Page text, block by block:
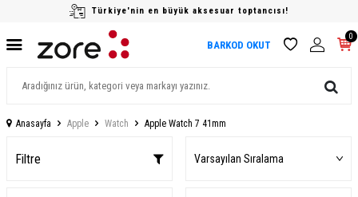
Türkiye'nin en büyük aksesuar toptancısı!
BARKOD OKUT
0
Anasayfa Apple Watch Apple Watch 7 41mm
Filtre